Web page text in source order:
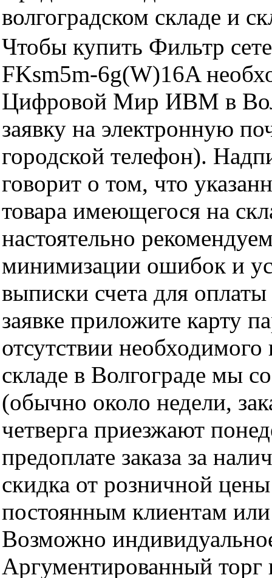
волгоградском складе и
Чтобы купить Фильтр
FKsm5m-6g(W)16A
Цифровой Мир ИВМ в
заявку на электронную
городской телефон).
говорит о том, что
товара имеющегося на
настоятельно
минимизации ошибок и
выписки счета для
заявке приложите карту
отсутствии
складе в Волгограде мы
(обычно около недели,
четверга приезжают
предоплате заказа за
скидка от розничной
постоянным клиентам
Возможно
Аргументированный торг